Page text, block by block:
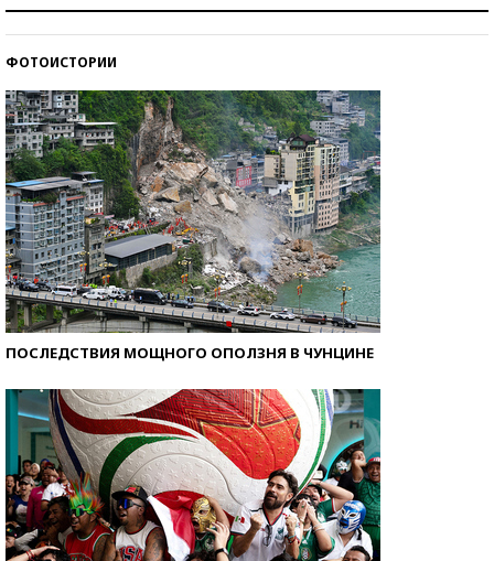
ФОТОИСТОРИИ
ПОСЛЕДСТВИЯ МОЩНОГО ОПОЛЗНЯ В ЧУНЦИНЕ